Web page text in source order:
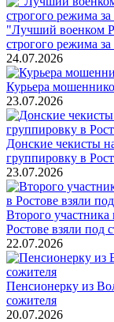
"Лучший военком
строгого режима
24.07.2026
Курьера
23.07.2026
Донские чекисты
группировку в
23.07.2026
Второго участника
Ростове взяли под
22.07.2026
Пенсионерку из
сожителя
20.07.2026